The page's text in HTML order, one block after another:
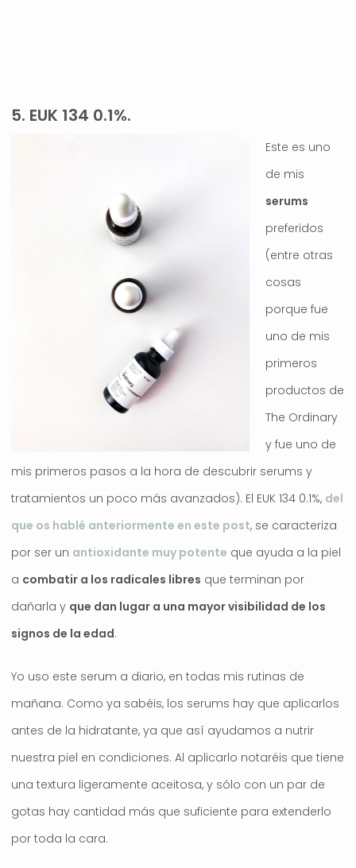
5. EUK 134 0.1%.
Este es uno
de mis
serums
preferidos
(entre otras
cosas
porque fue
uno de mis
primeros
productos de
The Ordinary
y fue uno de
mis primeros pasos a la hora de descubrir serums y
tratamientos un poco más avanzados). El EUK 134 0.1%, del
que os hablé anteriormente en este post, se caracteriza
por ser un antioxidante muy potente que ayuda a la piel
a combatir a los radicales libres que terminan por
dañarla y que dan lugar a una mayor visibilidad de los
signos de la edad.
Yo uso este serum a diario, en todas mis rutinas de
mañana. Como ya sabéis, los serums hay que aplicarlos
antes de la hidratante, ya que así ayudamos a nutrir
nuestra piel en condiciones. Al aplicarlo notaréis que tiene
una textura ligeramente aceitosa, y sólo con un par de
gotas hay cantidad más que suficiente para extenderlo
por toda la cara.